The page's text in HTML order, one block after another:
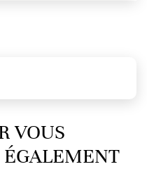
VOUS